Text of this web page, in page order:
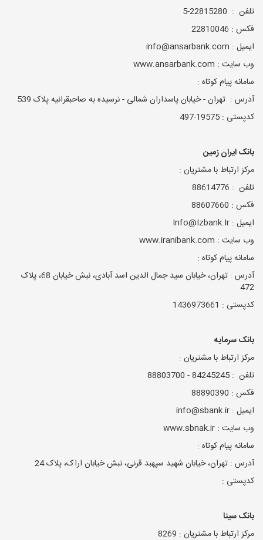
تلفن : 22815280-5
فکس : 22810046
ایمیل : info@ansarbank.com
وب سایت : www.ansarbank.com
سامانه پیام کوتاه :
آدرس : تهران - خیابان پاسداران شمالی - نرسیده به صاحبقرانیه پلاک 539
کدپستی : 19575-497
بانک ایران زمین
مرکز ارتباط با مشتریان :
تلفن : 88614776
فکس : 88607660
ایمیل : Info@Izbank.Ir
وب سایت : www.iranibank.com
سامانه پیام کوتاه :
آدرس : تهران، خیابان سید جمال الدین اسد آبادی، نبش خیابان 68، پلاک
472
کدپستی : 1436973661
بانک سرمایه
مرکز ارتباط با مشتریان :
تلفن : 84245245 - 88803700
فکس : 88890390
ایمیل : info@sbank.ir
وب سایت : www.sbnak.ir
سامانه پیام کوتاه :
آدرس : تهران، خیابان شهید سپهبد قرنی، نبش خیابان اراک، پلاک 24
کدپستی :
بانک سینا
مرکز ارتباط با مشتریان : 8269